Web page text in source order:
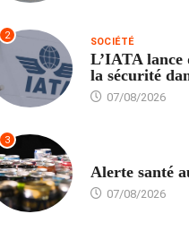
2 SOCIÉTÉ
L’IATA lance
la sécurité
07/08/2026
3
Alerte santé
07/08/2026